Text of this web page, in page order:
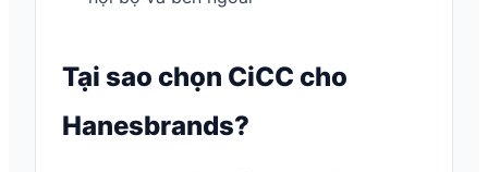
Tại sao chọn CiCC cho
Hanesbrands?